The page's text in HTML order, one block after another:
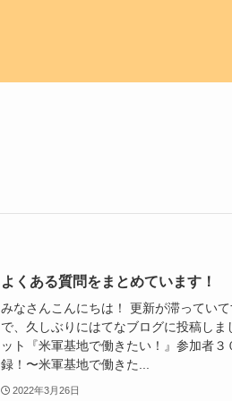
よくある質問をまとめています！
みなさんこんにちは！ 更新が滞ってい
で、久しぶりにはてなブログに投稿し
ット『米軍基地で働きたい！』参加者
録！〜米軍基地で働きた...
2022年3月26日